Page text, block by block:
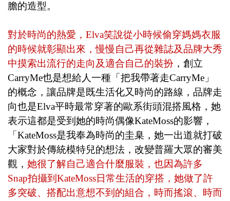
膽的造型。
對於時尚的熱愛， Elva笑說從小時候偷穿媽媽衣服
的時候就彰顯出來，慢慢自己再從雜誌及品牌大秀
中摸索出流行的走向及適合自己的裝扮 ，創立
CarryMe也是想給人一種「把我帶著走CarryMe 」
的概念，讓品牌是既生活化又時尚的路線，品牌走
向也是Elva平時最常穿著的歐系街頭混搭風格，她
表示這都是受到她的時尚偶像KateMoss的影響，
「 KateMoss是我奉為時尚的圭臬，她一出道就打破
大家對於傳統模特兒的想法，改變普羅大眾的審美
觀， 她很了解自己適合什麼服裝，也因為許多
Snap拍攝到 KateMoss日常生活的穿搭，她做了許
多突破、搭配出意想不到的組合，時而搖滾、時而